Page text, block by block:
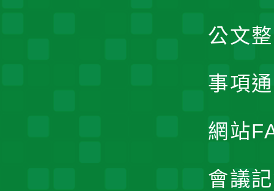
公文
事項
網站
會議